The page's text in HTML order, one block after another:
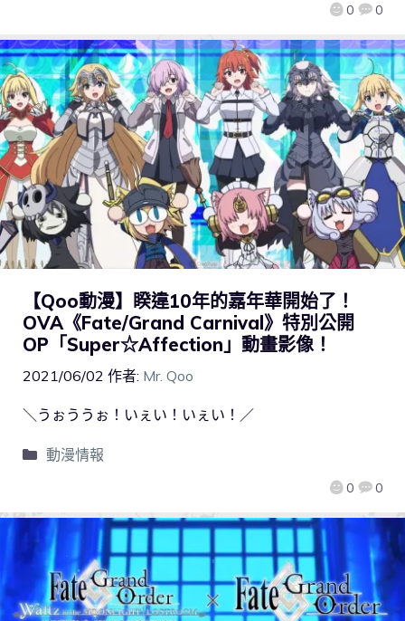
0 0
【Qoo動漫】睽違10年的嘉年華開始了！
OVA《Fate/Grand Carnival》特別公開
OP「Super☆Affection」動畫影像！
2021/06/02 作者: Mr. Qoo
0 0
＼うぉううぉ！いぇい！いぇい！／
動漫情報